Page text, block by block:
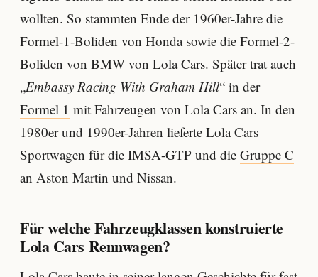
wollten. So stammten Ende der 1960er-Jahre die
Formel-1-Boliden von Honda sowie die Formel-2-
Boliden von BMW von Lola Cars. Später trat auch
„Embassy Racing With Graham Hill“ in der
Formel 1 mit Fahrzeugen von Lola Cars an. In den
1980er und 1990er-Jahren lieferte Lola Cars
Sportwagen für die IMSA-GTP und die Gruppe C
an Aston Martin und Nissan.
Für welche Fahrzeugklassen konstruierte
Lola Cars Rennwagen?